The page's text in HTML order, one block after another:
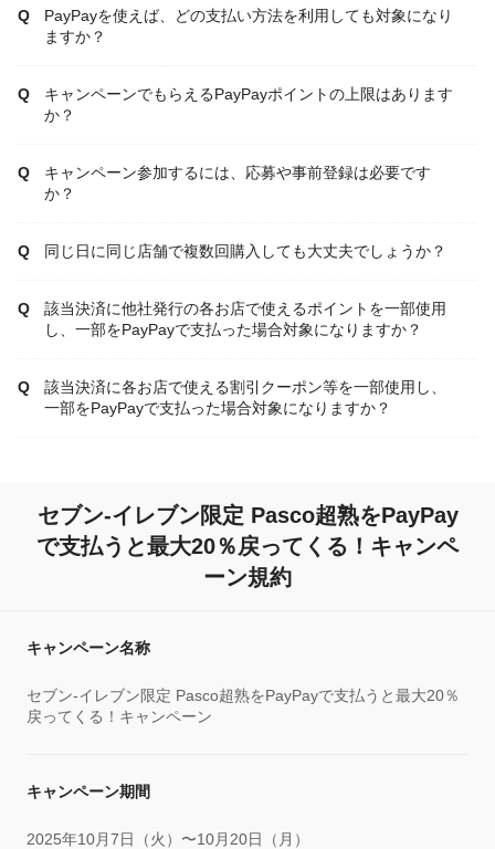
PayPayを使えば、どの支払い方法を利用しても対象になり
ますか？
キャンペーンでもらえるPayPayポイントの上限はあります
か？
キャンペーン参加するには、応募や事前登録は必要です
か？
同じ日に同じ店舗で複数回購入しても大丈夫でしょうか？
該当決済に他社発行の各お店で使えるポイントを一部使用
し、一部をPayPayで支払った場合対象になりますか？
該当決済に各お店で使える割引クーポン等を一部使用し、
一部をPayPayで支払った場合対象になりますか？
セブン-イレブン限定 Pasco超熟をPayPay
で支払うと最大20％戻ってくる！キャンペ
ーン規約
キャンペーン名称
セブン-イレブン限定 Pasco超熟をPayPayで支払うと最大20％
戻ってくる！キャンペーン
キャンペーン期間
2025年10月7日（火）〜10月20日（月）